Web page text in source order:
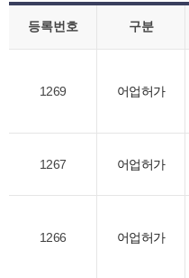
등록번호 구분
1269 어업허가
1267 어업허가
1266 어업허가